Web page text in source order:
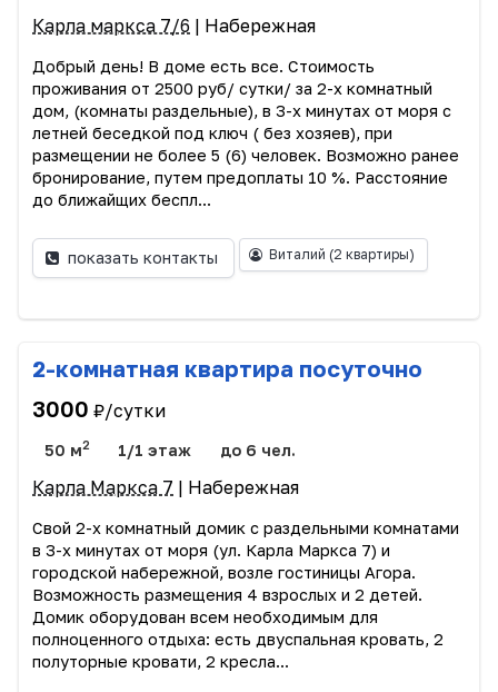
Карла маркса 7/6 | Набережная
Добрый день! В доме есть все. Стоимость
проживания от 2500 руб/ сутки/ за 2-х комнатный
дом, (комнаты раздельные), в 3-х минутах от моря с
летней беседкой под ключ ( без хозяев), при
размещении не более 5 (6) человек. Возможно ранее
бронирование, путем предоплаты 10 %. Расстояние
до ближайщих беспл...
показать контакты Виталий (2 квартиры)
2-комнатная квартира посуточно
3000 ₽/сутки
50 м2 1/1 этаж до 6 чел.
Карла Маркса 7 | Набережная
Свой 2-х комнатный домик с раздельными комнатами
в 3-х минутах от моря (ул. Карла Маркса 7) и
городской набережной, возле гостиницы Агора.
Возможность размещения 4 взрослых и 2 детей.
Домик оборудован всем необходимым для
полноценного отдыха: есть двуспальная кровать, 2
полуторные кровати, 2 кресла...